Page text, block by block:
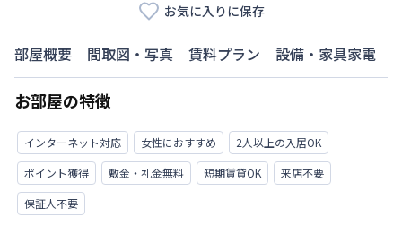
お気に入りに保存
部屋概要 間取図・写真 賃料プラン 設備・家具家電
お部屋の特徴
インターネット対応 女性におすすめ
2人以上の入居OK
ポイント獲得
敷金・礼金無料 短期賃貸OK
来店不要
保証人不要